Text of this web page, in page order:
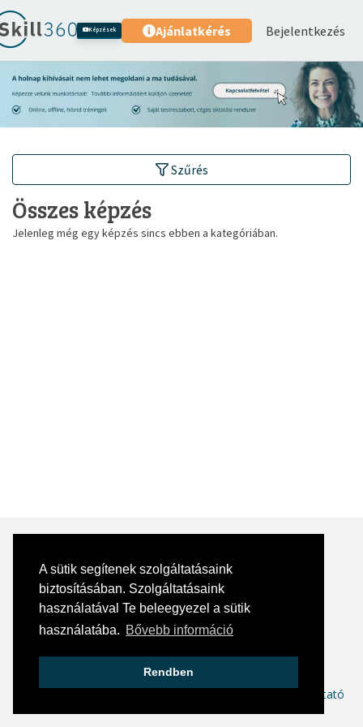
A sütik segítenek szolgáltatásaink
biztosításában. Szolgáltatásaink
használatával Te beleegyezel a sütik
használatába. Bővebb információ
Rendben
Képzések Ajánlatkérés Bejelentkezés
Szűrés
Összes képzés
Jelenleg még egy képzés sincs ebben a kategóriában.
Kapcsolat
E-mail: info@skill360.hu
Social media
Hírlevél adatkezelési tájékoztató